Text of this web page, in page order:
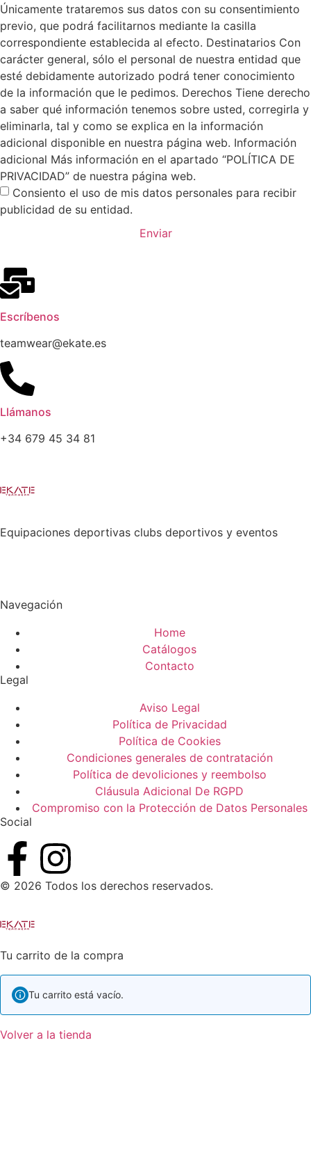
Únicamente trataremos sus datos con su consentimiento
previo, que podrá facilitarnos mediante la casilla
correspondiente establecida al efecto. Destinatarios Con
carácter general, sólo el personal de nuestra entidad que
esté debidamente autorizado podrá tener conocimiento
de la información que le pedimos. Derechos Tiene derecho
a saber qué información tenemos sobre usted, corregirla y
eliminarla, tal y como se explica en la información
adicional disponible en nuestra página web. Información
adicional Más información en el apartado “POLÍTICA DE
PRIVACIDAD” de nuestra página web.
Consiento el uso de mis datos personales para recibir
publicidad de su entidad.
Enviar
Escríbenos
teamwear@ekate.es
Llámanos
+34 679 45 34 81
Equipaciones deportivas clubs deportivos y eventos
Navegación
Home
Catálogos
Contacto
Legal
Aviso Legal
Política de Privacidad
Política de Cookies
Condiciones generales de contratación
Política de devoliciones y reembolso
Cláusula Adicional De RGPD
Compromiso con la Protección de Datos Personales
Social
© 2026 Todos los derechos reservados.
Tu carrito de la compra
Tu carrito está vacío.
Volver a la tienda